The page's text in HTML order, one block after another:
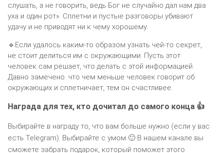
слушать, а не говорить, ведь Бог не случайно дал нам два
уха и один рот». Сплетни и пустые разговоры убивают
удачу и не приводят ни к чему хорошему.
🔹Если удалось каким-то образом узнать чей-то секрет,
не стоит делиться им с окружающими. Пусть этот
человек сам решает, что делать с этой информацией.
Давно замечено. что чем меньше человек говорит об
окружающих и сплетничает, тем он счастливее.
Награда для тех, кто дочитал до самого конца 👍
Выбирайте в награду то, что вам больше нужно (если у вас
есть Telegram). Выбирайте с умом 🙂 В нашем канале вы
сможете забрать подарок, который поможет этого